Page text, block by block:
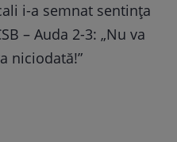
i-a semnat sentința
– Auda 2-3: „Nu va
niciodată!”